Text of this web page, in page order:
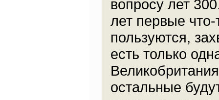
вопросу лет
лет первые
пользуются,
есть только
остальные